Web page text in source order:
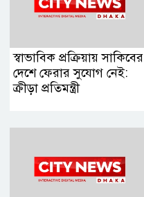
স্বাভাবিক প্রক্রিয়ায় সাকিবের
দেশে ফেরার সুযোগ নেই:
ক্রীড়া প্রতিমন্ত্রী